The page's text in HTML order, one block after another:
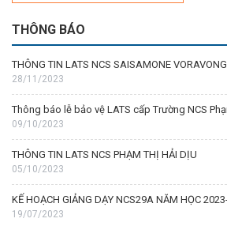
THÔNG BÁO
THÔNG TIN LATS NCS SAISAMONE
28/11/2023
Thông báo lễ bảo vệ LATS cấp Trường NCS
09/10/2023
THÔNG TIN LATS NCS PHẠM THỊ HẢI DỊU
05/10/2023
KẾ HOẠCH GIẢNG DẠY NCS29A NĂM HỌC
19/07/2023